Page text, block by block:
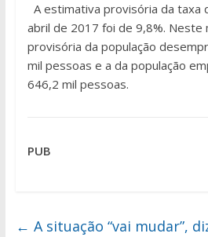
A estimativa provisória da taxa
abril de 2017 foi de 9,8%. Neste
provisória da população
mil pessoas e a da população
646,2 mil pessoas.
PUB
← A situação “vai mudar”,